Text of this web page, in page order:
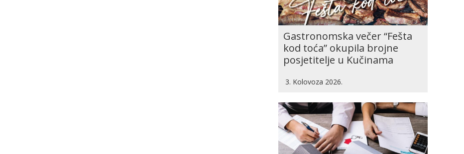
Gastronomska večer “Fešta
kod toća” okupila brojne
posjetitelje u Kučinama
3. Kolovoza 2026.